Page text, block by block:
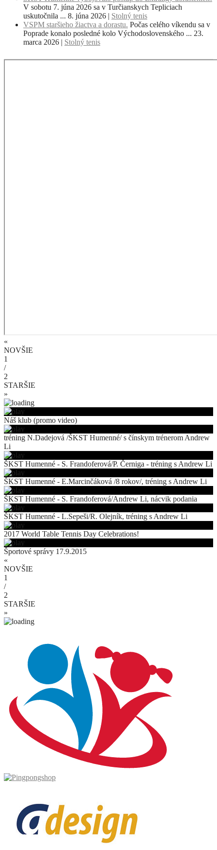
V sobotu 7. júna 2026 sa v Turčianskych Tepliciach
uskutočnila ... 8. júna 2026 | Stolný tenis
VSPM staršieho žiactva a dorastu. Počas celého víkendu sa v
Poprade konalo posledné kolo Východoslovenského ... 23.
marca 2026 | Stolný tenis
«
NOVŠIE
1
/
2
STARŠIE
»
Náš klub (promo video)
tréning N.Dadejová /ŠKST Humenné/ s čínskym trénerom Andrew
Li
ŠKST Humenné - S. Frandoferová/P. Černiga - tréning s Andrew Li
ŠKST Humenné - E.Marcinčáková /8 rokov/, tréning s Andrew Li
ŠKST Humenné - S. Frandoferová/Andrew Li, nácvik podania
ŠKST Humenné - L.Sepeši/R. Olejník, tréning s Andrew Li
2017 World Table Tennis Day Celebrations!
Športové správy 17.9.2015
«
NOVŠIE
1
/
2
STARŠIE
»